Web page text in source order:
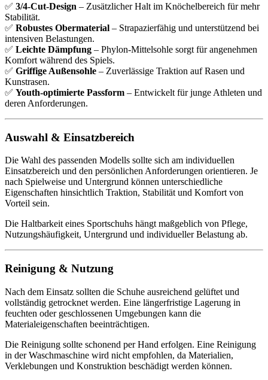
✅ 3/4-Cut-Design – Zusätzlicher Halt im Knöchelbereich für mehr
Stabilität.
✅ Robustes Obermaterial – Strapazierfähig und unterstützend bei
intensiven Belastungen.
✅ Leichte Dämpfung – Phylon-Mittelsohle sorgt für angenehmen
Komfort während des Spiels.
✅ Griffige Außensohle – Zuverlässige Traktion auf Rasen und
Kunstrasen.
✅ Youth-optimierte Passform – Entwickelt für junge Athleten und
deren Anforderungen.
Auswahl & Einsatzbereich
Die Wahl des passenden Modells sollte sich am individuellen
Einsatzbereich und den persönlichen Anforderungen orientieren. Je
nach Spielweise und Untergrund können unterschiedliche
Eigenschaften hinsichtlich Traktion, Stabilität und Komfort von
Vorteil sein.
Die Haltbarkeit eines Sportschuhs hängt maßgeblich von Pflege,
Nutzungshäufigkeit, Untergrund und individueller Belastung ab.
Reinigung & Nutzung
Nach dem Einsatz sollten die Schuhe ausreichend gelüftet und
vollständig getrocknet werden. Eine längerfristige Lagerung in
feuchten oder geschlossenen Umgebungen kann die
Materialeigenschaften beeinträchtigen.
Die Reinigung sollte schonend per Hand erfolgen. Eine Reinigung
in der Waschmaschine wird nicht empfohlen, da Materialien,
Verklebungen und Konstruktion beschädigt werden können.